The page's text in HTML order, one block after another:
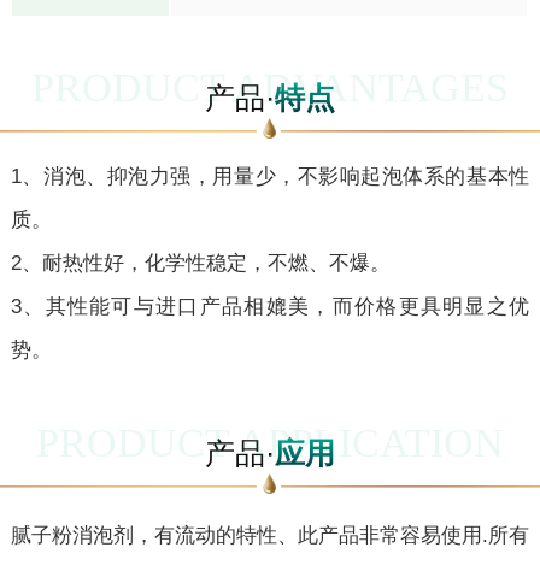
PRODUCT ADVANTAGES
产品·特点
1、消泡、抑泡力强，用量少，不影响起泡体系的基本性
质。
2、耐热性好，化学性稳定，不燃、不爆。
3、其性能可与进口产品相媲美，而价格更具明显之优
势。
PRODUCT APPLICATION
产品·应用
腻子粉消泡剂，有流动的特性、此产品非常容易使用.所有